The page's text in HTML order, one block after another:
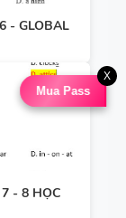
- GLOBAL
- 8 HỌC
Mua Pass
X